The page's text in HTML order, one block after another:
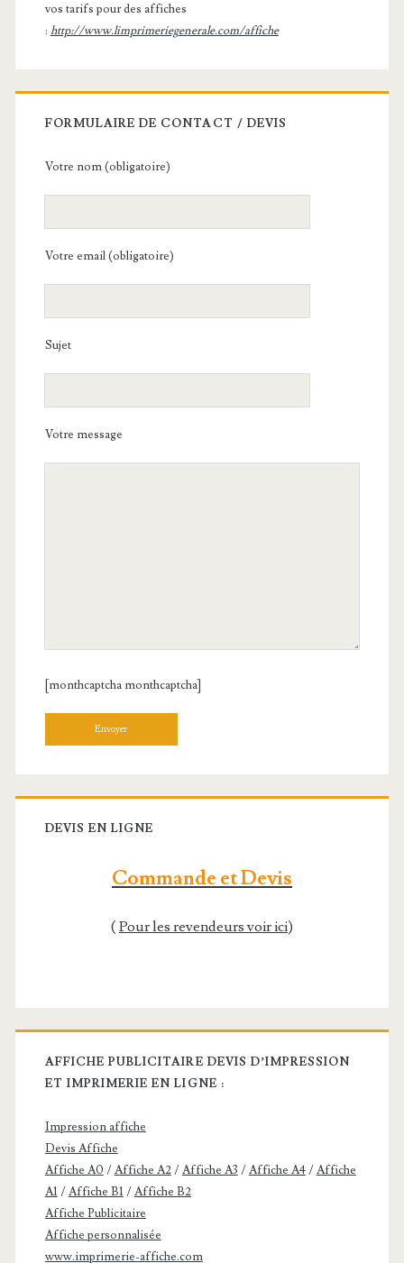
vos tarifs pour des affiches
: http://www.limprimeriegenerale.com/affiche
FORMULAIRE DE CONTACT / DEVIS
Votre nom (obligatoire)
Votre email (obligatoire)
Sujet
Votre message
[monthcaptcha monthcaptcha]
DEVIS EN LIGNE
Commande et Devis
( Pour les revendeurs voir ici)
AFFICHE PUBLICITAIRE DEVIS D’IMPRESSION
ET IMPRIMERIE EN LIGNE :
Impression affiche
Devis Affiche
Affiche A0 /Affiche A2/Affiche A3 /Affiche A4/Affiche
A1 /Affiche B1 /Affiche B2
Affiche Publicitaire
Affiche personnalisée
www.imprimerie-affiche.com